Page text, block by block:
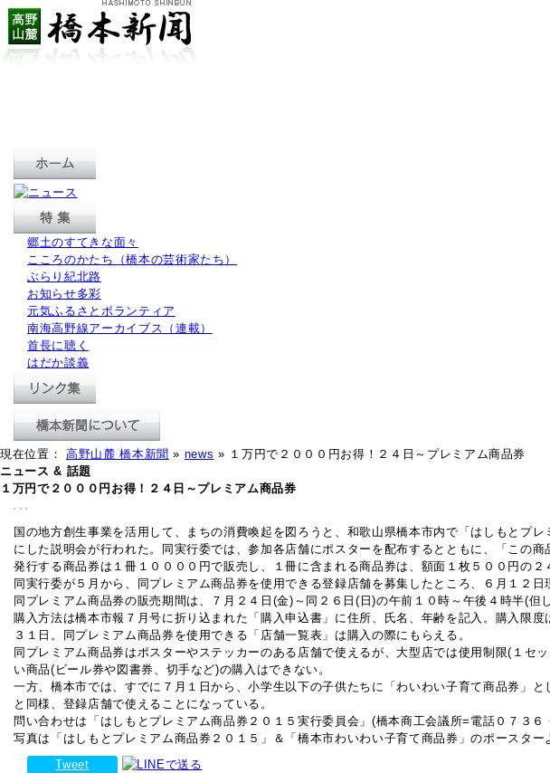
郷土のすてきな面々
こころのかたち（橋本の芸術家たち）
ぶらり紀北路
お知らせ多彩
元気ふるさとボランティア
南海高野線アーカイブス（連載）
首長に聴く
はだか談義
現在位置： 高野山麓 橋本新聞 » news » １万円で２０００円お得！２４日～プレミアム商品券
ニュース & 話題
１万円で２０００円お得！２４日～プレミアム商品券
国の地方創生事業を活用して、まちの消費喚起を図ろうと、和歌山県橋本市内で「はしもとプ
にした説明会が行われた。同実行委では、参加各店舗にポスターを配布するとともに、「この
発行する商品券は１冊１００００円で販売し、１冊に含まれる商品券は、額面１枚５００円の
同実行委が５月から、同プレミアム商品券を使用できる登録店舗を募集したところ、６月１２
同プレミアム商品券の販売期間は、７月２４日(金)～同２６日(日)の午前１０時～午後４時半(但
購入方法は橋本市報７月号に折り込まれた「購入申込書」に住所、氏名、年齢を記入。購入限
３１日。同プレミアム商品券を使用できる「店舗一覧表」は購入の際にもらえる。
同プレミアム商品券はポスターやステッカーのある店舗で使えるが、大型店では使用制限(１
い商品(ビール券や図書券、切手など)の購入はできない。
一方、橋本市では、すでに７月１日から、小学生以下の子供たちに「わいわい子育て商品券」
と同様、登録店舗で使えることになっている。
問い合わせは「はしもとプレミアム商品券２０１５実行委員会」(橋本商工会議所=電話０７３６
写真は「はしもとプレミアム商品券２０１５」＆「橋本市わいわい子育て商品券」のポースター
Tweet